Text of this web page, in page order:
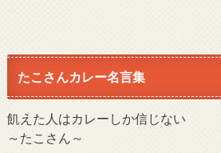
たこさんカレー名言集
飢えた人はカレーしか信じない
～たこさん～